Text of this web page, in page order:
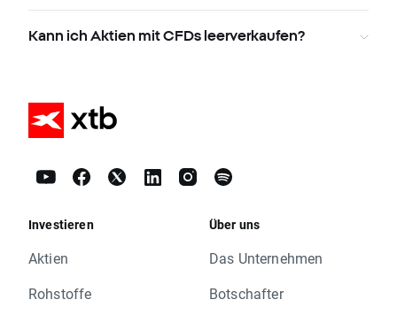
Kann ich Aktien mit CFDs leerverkaufen?
Investieren
Aktien
Rohstoffe
Über uns
Das Unternehmen
Botschafter